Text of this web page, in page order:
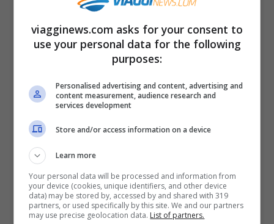
“Alitalia è sorpresa per una decisione che
appare incomprensibile fin dalle
motivazioni dello sciopero. Una decisione
che sorprende ancor di più visto che
Alitalia è a metà del suo piano di rilancio
teso a ridare alla Compagnia quella
solidità economica indispensabile per
poter pensare al futuro. Un piano che, nel
viagginews.com asks for your consent to
use your personal data for the following
purposes:
Personalised advertising and content, advertising and
content measurement, audience research and
services development
Store and/or access information on a device
Learn more
Your personal data will be processed and information from
your device (cookies, unique identifiers, and other device
data) may be stored by, accessed by and shared with 319
partners, or used specifically by this site. We and our partners
may use precise geolocation data. List of partners.